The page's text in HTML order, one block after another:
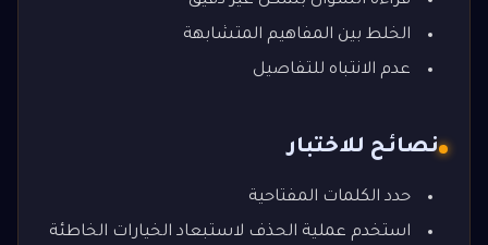
الخلط بين المفاهيم المتشابهة
عدم الانتباه للتفاصيل
نصائح للاختبار
حدد الكلمات المفتاحية
استخدم عملية الحذف لاستبعاد الخيارات الخاطئة